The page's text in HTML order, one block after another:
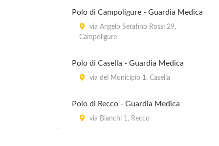
Polo di Campoligure - Guardia Medica
via Angelo Serafino Rossi 29,
Campoligure
Polo di Casella - Guardia Medica
via del Municipio 1, Casella
Polo di Recco - Guardia Medica
via Bianchi 1, Recco